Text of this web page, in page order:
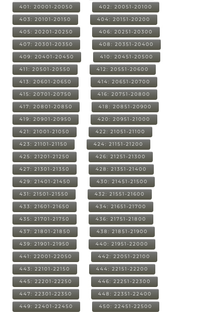
401: 20001-20050 402: 20051-20100
403: 20101-20150 404: 20151-20200
405: 20201-20250 406: 20251-20300
407: 20301-20350 408: 20351-20400
409: 20401-20450 410: 20451-20500
411: 20501-20550 412: 20551-20600
413: 20601-20650 414: 20651-20700
415: 20701-20750 416: 20751-20800
417: 20801-20850 418: 20851-20900
419: 20901-20950 420: 20951-21000
421: 21001-21050 422: 21051-21100
423: 21101-21150 424: 21151-21200
425: 21201-21250 426: 21251-21300
427: 21301-21350 428: 21351-21400
429: 21401-21450 430: 21451-21500
431: 21501-21550 432: 21551-21600
433: 21601-21650 434: 21651-21700
435: 21701-21750 436: 21751-21800
437: 21801-21850 438: 21851-21900
439: 21901-21950 440: 21951-22000
441: 22001-22050 442: 22051-22100
443: 22101-22150 444: 22151-22200
445: 22201-22250 446: 22251-22300
447: 22301-22350 448: 22351-22400
449: 22401-22450 450: 22451-22500